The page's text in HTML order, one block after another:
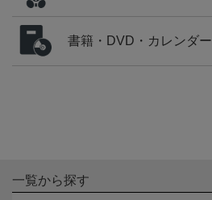
書籍・DVD・カレンダー
一覧から探す